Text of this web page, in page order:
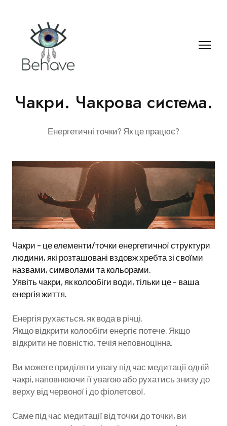
Чакри. Чакрова система.
Енергетичні точки? Як це працює?
Чакри - це елементи/точки енергетичної структури
людини, які розташовані вздовж хребта зі своїми
назвами, символами та кольорами.
Уявіть чакри, як колообіги води, тільки це - ваша
енергія життя.
Енергія рухається, як вода в річці.
Якщо відкрити колообіги енергіє потече. Якщо
відкрити не повністю, течія неповноцінна.
Ви можете приділяти увагу під час медитації одній
чакрі, наповнюючи її увагою або рухатись знизу до
верху від червоної і до фіолетової.
Саме під час медитації від точки до точки, ви